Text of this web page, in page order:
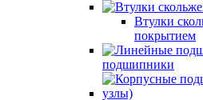
Втулки
покрытием
подшипники